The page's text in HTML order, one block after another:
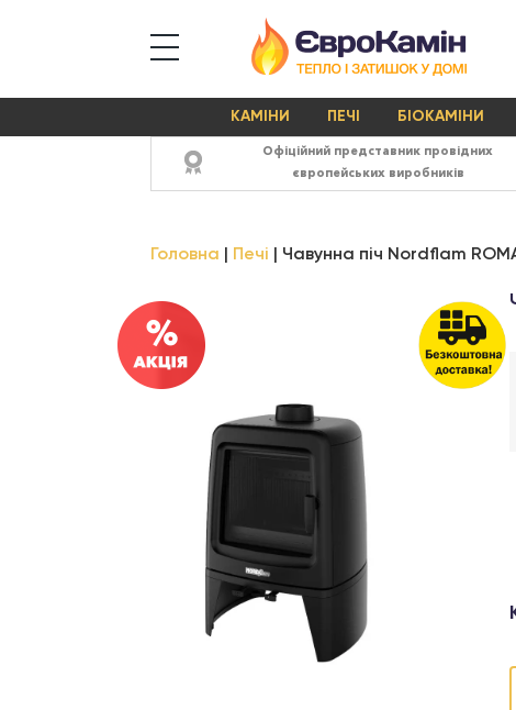
КАМІНИ ПЕЧІ БІОКАМІНИ
Офіційний представник провідних
європейських виробників
Головна Печі Чавунна піч Nordflam